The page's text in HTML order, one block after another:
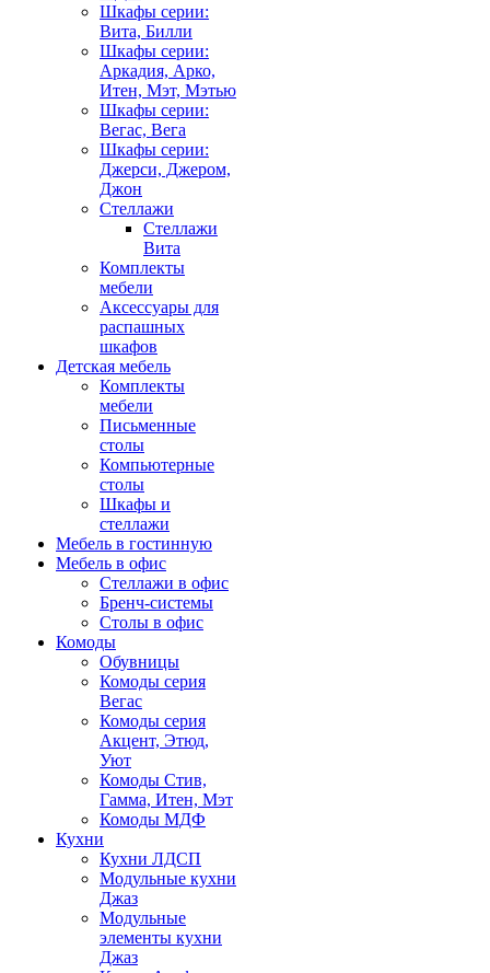
Шкафы серии:
Вита, Билли
Шкафы серии:
Аркадия, Арко,
Итен, Мэт, Мэтью
Шкафы серии:
Вегас, Вега
Шкафы серии:
Джерси, Джером,
Джон
Стеллажи
Стеллажи
Вита
Комплекты
мебели
Аксессуары для
распашных
шкафов
Детская мебель
Комплекты
мебели
Письменные
столы
Компьютерные
столы
Шкафы и
стеллажи
Мебель в гостинную
Мебель в офис
Стеллажи в офис
Бренч-системы
Столы в офис
Комоды
Обувницы
Комоды серия
Вегас
Комоды серия
Акцент, Этюд,
Уют
Комоды Стив,
Гамма, Итен, Мэт
Комоды МДФ
Кухни
Кухни ЛДСП
Модульные кухни
Джаз
Модульные
элементы кухни
Джаз